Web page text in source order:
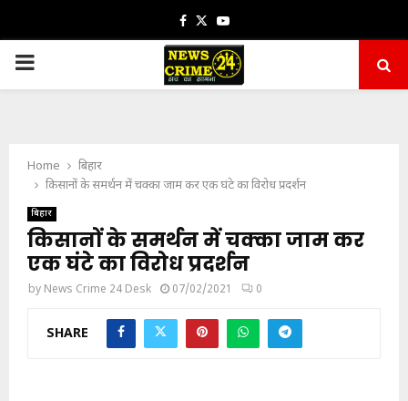
Facebook
TwitterYoutube
PRIMARY
Home
बिहार
किसानों के समर्थन में चक्का जाम कर एक घंटे का विरोध प्रदर्शन
बिहार
किसानों के समर्थन में चक्का जाम कर
एक घंटे का विरोध प्रदर्शन
by News Crime 24 Desk 07/02/2021 0
SHARE